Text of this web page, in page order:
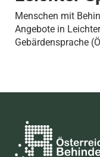
Menschen mit
Angebote in
Gebärdensprache